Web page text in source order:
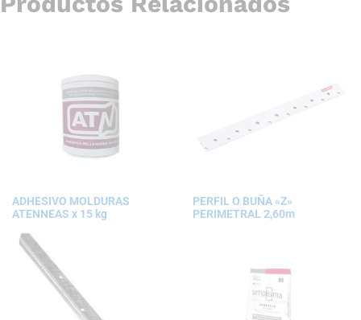
ADHESIVO MOLDURAS
ATENNEAS x 15 kg
PERFIL O BUÑA «Z»
PERIMETRAL 2,60m